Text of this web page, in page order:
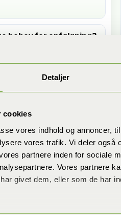
Detaljer
cookies
vores indhold og annoncer,
vores trafik. Vi deler også
partnere inden for sociale
Vores partnere
givet dem, eller som de har
behov for opfølgning?
børn, kæledyr og
nærområder
tæt på – så du kan få